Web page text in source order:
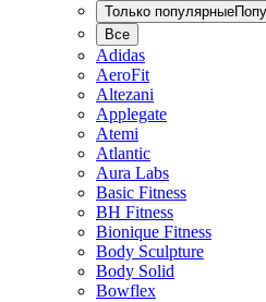
Только популярные
Все
Adidas
AeroFit
Altezani
Applegate
Atemi
Atlantic
Aura Labs
Basic Fitness
BH Fitness
Bionique Fitness
Body Sculpture
Body Solid
Bowflex